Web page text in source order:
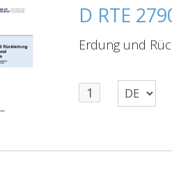
D RTE
Erdung und